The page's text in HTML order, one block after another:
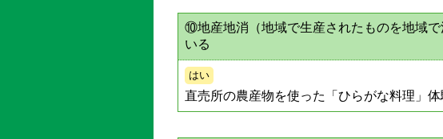
⑩地産地消（地域で生産されたものを地域
いる
はい
直売所の農産物を使った「ひらがな料理」体